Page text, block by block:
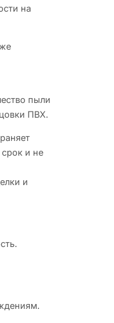
на
пыли
ПВХ.
срок и не
и